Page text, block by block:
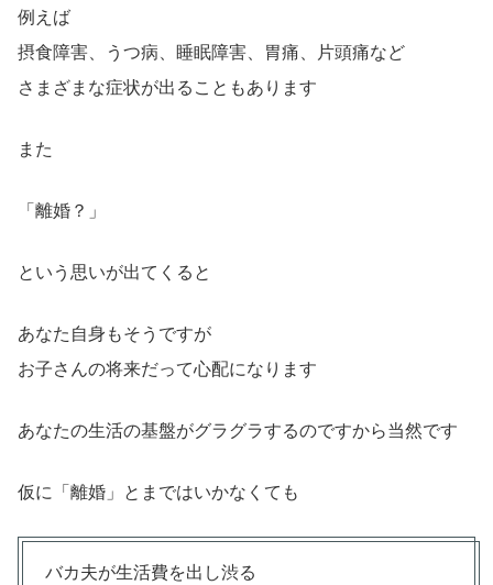
例えば
摂食障害、うつ病、睡眠障害、胃痛、片頭痛など
さまざまな症状が出ることもあります
また
「離婚？」
という思いが出てくると
あなた自身もそうですが
お子さんの将来だって心配になります
あなたの生活の基盤がグラグラするのですから当然です
仮に「離婚」とまではいかなくても
バカ夫が生活費を出し渋る